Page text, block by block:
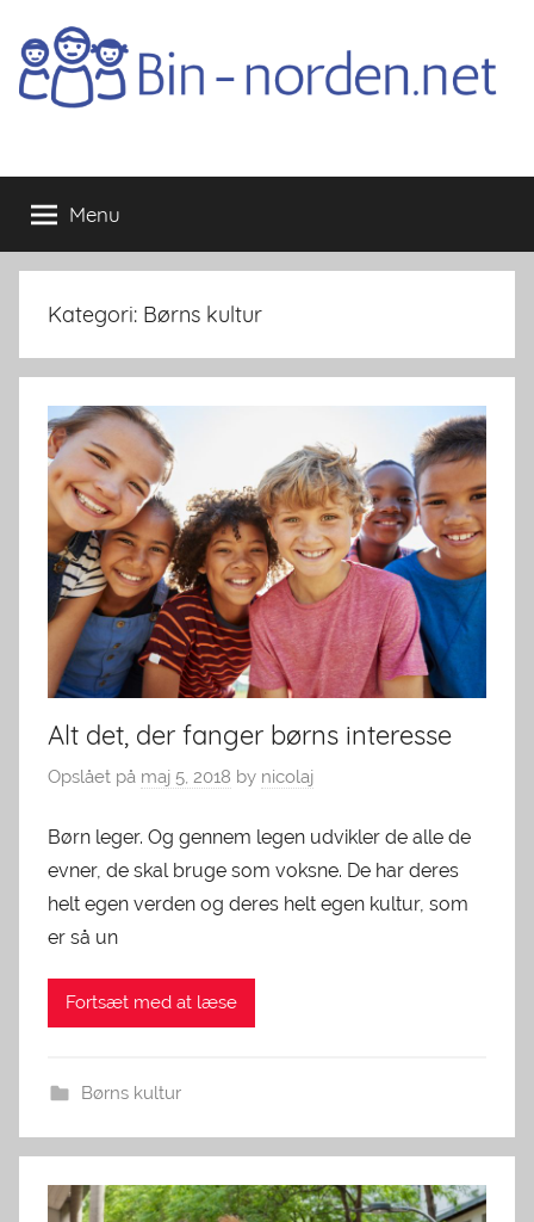
content
Bin-
norden.net
Menu
Kategori: Børns kultur
Alt det, der fanger børns interesse
Opslået på maj 5, 2018 by nicolaj
Børn leger. Og gennem legen udvikler de alle de
evner, de skal bruge som voksne. De har deres
helt egen verden og deres helt egen kultur, som
er så un
Fortsæt med at læse
Børns kultur